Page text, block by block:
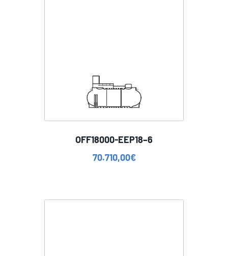
OFF18000-EEP18–6
70.710,00€